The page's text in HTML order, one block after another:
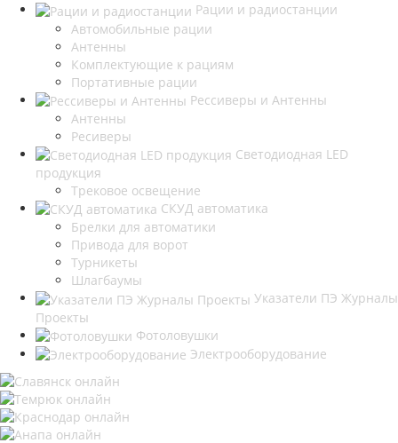
Рации и радиостанции
Автомобильные рации
Антенны
Комплектующие к рациям
Портативные рации
Рессиверы и Антенны
Антенны
Ресиверы
Светодиодная LED
продукция
Трековое освещение
СКУД автоматика
Брелки для автоматики
Привода для ворот
Турникеты
Шлагбаумы
Указатели ПЭ Журналы
Проекты
Фотоловушки
Электрооборудование